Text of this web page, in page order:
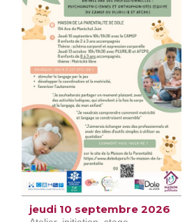
jeudi 10 septembre 2026